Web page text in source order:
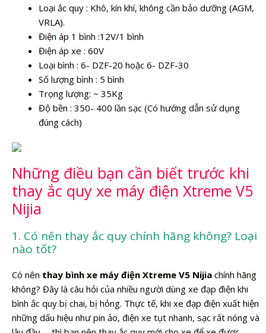
Loại ắc quy : Khô, kín khí, không cần bảo dưỡng (AGM,
VRLA).
Điện áp 1 bình :12V/1 bình
Điện áp xe : 60V
Loại bình : 6- DZF-20 hoặc 6- DZF-30
Số lượng bình : 5 bình
Trọng lượng: ~ 35Kg
Độ bền : 350- 400 lần sạc (Có hướng dẫn sử dụng
đúng cách)
Những điều bạn cần biết trước khi
thay ắc quy xe máy điện Xtreme V5
Nijia
1. Có nên thay ắc quy chính hãng không? Loại
nào tốt?
Có nên thay bình xe máy điện Xtreme V5 Nijia chính hãng
không? Đây là câu hỏi của nhiều người dùng xe đạp điện khi
bình ắc quy bị chai, bị hỏng. Thực tế, khi xe đạp điện xuất hiện
những dấu hiệu như pin ảo, điện xe tụt nhanh, sạc rất nóng và